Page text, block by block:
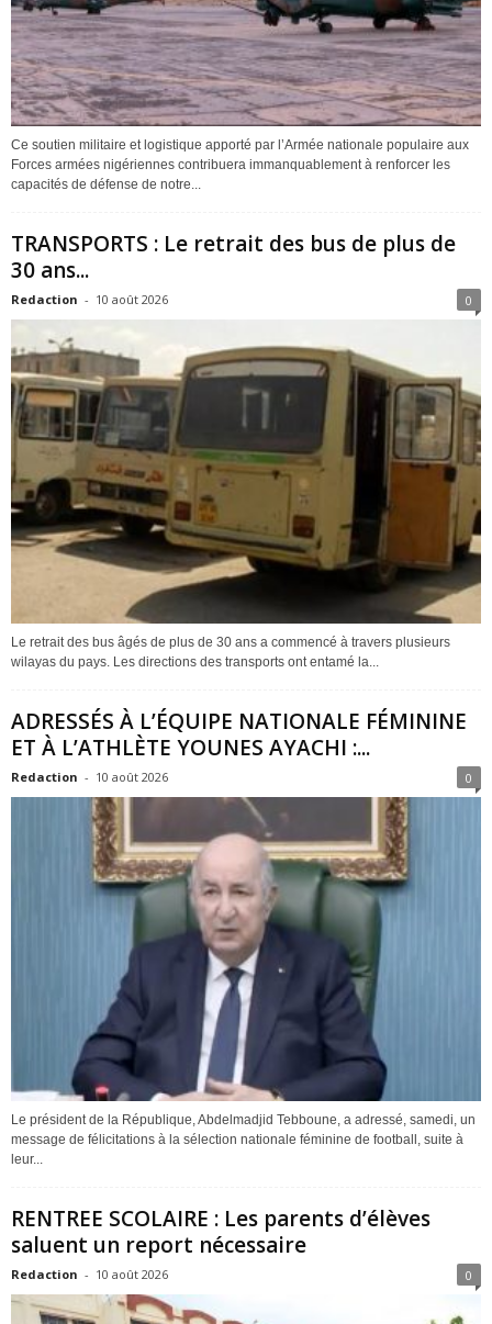
Ce soutien militaire et logistique apporté par l’Armée nationale populaire aux
Forces armées nigériennes contribuera immanquablement à renforcer les
capacités de défense de notre...
TRANSPORTS : Le retrait des bus de plus de
30 ans...
Redaction - 10 août 2026 0
Le retrait des bus âgés de plus de 30 ans a commencé à travers plusieurs
wilayas du pays. Les directions des transports ont entamé la...
ADRESSÉS À L’ÉQUIPE NATIONALE FÉMININE
ET À L’ATHLÈTE YOUNES AYACHI :...
Redaction - 10 août 2026 0
Le président de la République, Abdelmadjid Tebboune, a adressé, samedi, un
message de félicitations à la sélection nationale féminine de football, suite à
leur...
RENTREE SCOLAIRE : Les parents d’élèves
saluent un report nécessaire
Redaction - 10 août 2026 0